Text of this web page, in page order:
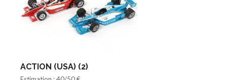
ACTION (USA) (2)